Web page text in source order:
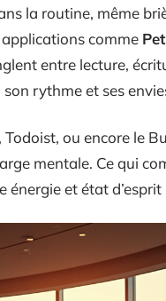
la routine, même
comme
entre lecture,
rythme et ses
ou encore le
mentale. Ce qui
énergie et état